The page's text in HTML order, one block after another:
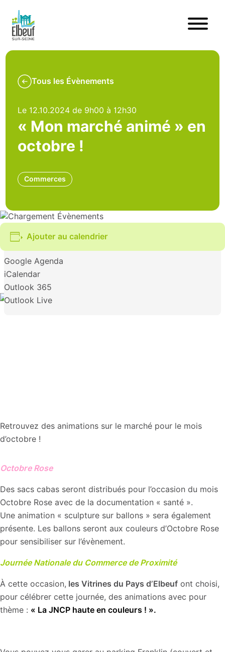
Tous les Évènements
Le 12.10.2024 de 9h00 à 12h30
« Mon marché animé » en
octobre !
Commerces
Ajouter au calendrier
Google Agenda
iCalendar
Outlook 365
Outlook Live
Retrouvez des animations sur le marché pour le mois
d’octobre !
Octobre Rose
Des sacs cabas seront distribués pour l’occasion du mois
Octobre Rose avec de la documentation « santé ».
Une animation « sculpture sur ballons » sera également
présente. Les ballons seront aux couleurs d’Octobre Rose
pour sensibiliser sur l’évènement.
Journée Nationale du Commerce de Proximité
À cette occasion, les Vitrines du Pays d’Elbeuf ont choisi,
pour célébrer cette journée, des animations avec pour
thème : « La JNCP haute en couleurs ! ».